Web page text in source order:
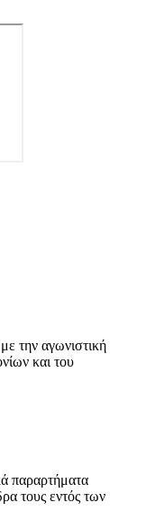
την αγωνιστική
και του
παραρτήματα
τους εντός των